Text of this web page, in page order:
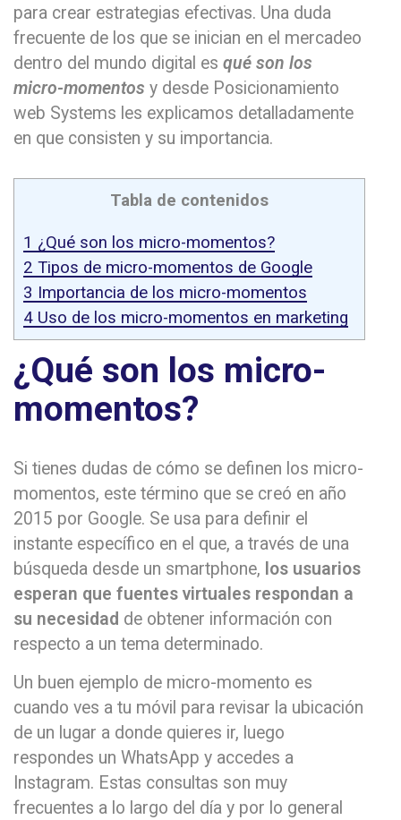
para crear estrategias efectivas. Una duda
frecuente de los que se inician en el mercadeo
dentro del mundo digital es qué son los
micro-momentos y desde Posicionamiento
web Systems les explicamos detalladamente
en que consisten y su importancia.
Tabla de contenidos
1 ¿Qué son los micro-momentos?
2 Tipos de micro-momentos de Google
3 Importancia de los micro-momentos
4 Uso de los micro-momentos en marketing
¿Qué son los micro-
momentos?
Si tienes dudas de cómo se definen los micro-
momentos, este término que se creó en año
2015 por Google. Se usa para definir el
instante específico en el que, a través de una
búsqueda desde un smartphone, los usuarios
esperan que fuentes virtuales respondan a
su necesidad de obtener información con
respecto a un tema determinado.
Un buen ejemplo de micro-momento es
cuando ves a tu móvil para revisar la ubicación
de un lugar a donde quieres ir, luego
respondes un WhatsApp y accedes a
Instagram. Estas consultas son muy
frecuentes a lo largo del día y por lo general